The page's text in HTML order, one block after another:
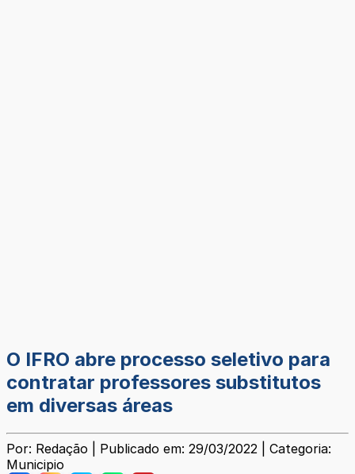
O IFRO abre processo seletivo para
contratar professores substitutos
em diversas áreas
Por: Redação | Publicado em: 29/03/2022 | Categoria:
Municipio